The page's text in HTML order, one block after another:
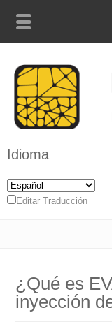
Idioma
Editar Traducción
¿Qué es
inyección